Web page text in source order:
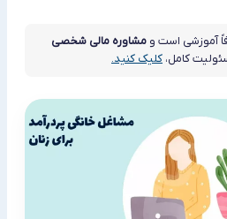
آموزشی است و مشاوره مالی شخصی
کامل، کلیک کنید.